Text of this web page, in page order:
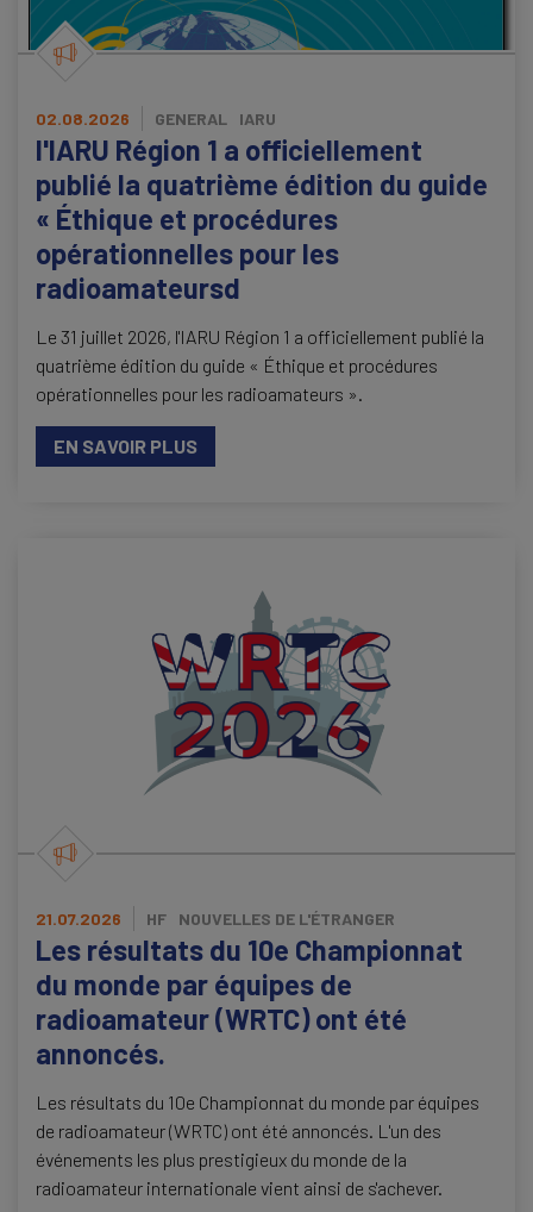
02.08.2026 GENERAL IARU
l'IARU Région 1 a officiellement
publié la quatrième édition du guide
« Éthique et procédures
opérationnelles pour les
radioamateursd
Le 31 juillet 2026, l'IARU Région 1 a officiellement publié la
quatrième édition du guide « Éthique et procédures
opérationnelles pour les radioamateurs ».
EN SAVOIR PLUS
21.07.2026 HF NOUVELLES DE L'ÉTRANGER
Les résultats du 10e Championnat
du monde par équipes de
radioamateur (WRTC) ont été
annoncés.
Les résultats du 10e Championnat du monde par équipes
de radioamateur (WRTC) ont été annoncés. L'un des
événements les plus prestigieux du monde de la
radioamateur internationale vient ainsi de s'achever.